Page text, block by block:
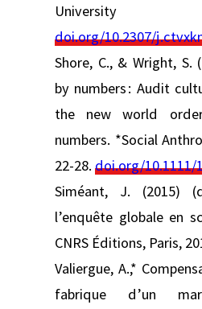
doi.org/10.2307/
Shore, C., & Wright, S.
by numbers : Audit
the new world
numbers. *Social
22‑28. doi.org/10.1111/
Siméant, J. (2015)
l’enquête globale en
CNRS Éditions, Paris,
Valiergue, A.,*
fabrique d’un